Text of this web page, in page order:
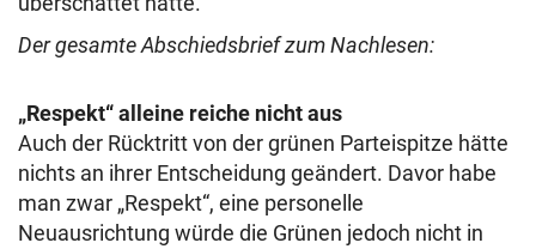
Der gesamte Abschiedsbrief zum Nachlesen:
„Respekt“ alleine reiche nicht aus
Auch der Rücktritt von der grünen Parteispitze hätte
nichts an ihrer Entscheidung geändert. Davor habe
man zwar „Respekt“, eine personelle
Neuausrichtung würde die Grünen jedoch nicht in